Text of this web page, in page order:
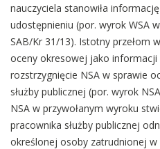
nauczyciela stanowiła
udostępnieniu (por. wyrok WSA
SAB/Kr 31/13). Istotny przełom
oceny okresowej jako informacji
rozstrzygnięcie NSA w sprawie
służby publicznej (por. wyrok
NSA w przywołanym wyroku
pracownika służby publicznej
określonej osoby zatrudnionej w